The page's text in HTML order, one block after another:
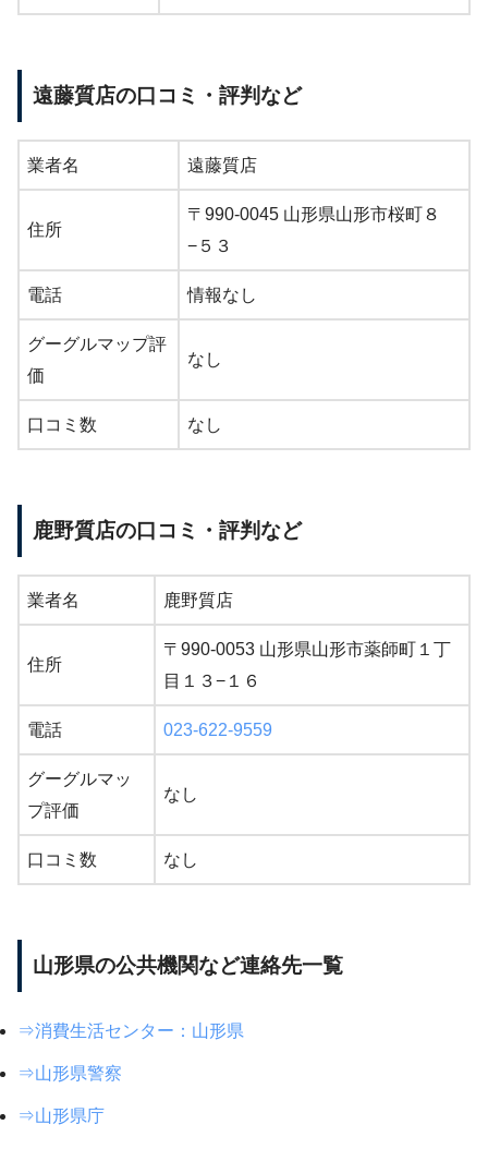
遠藤質店の口コミ・評判など
業者名 遠藤質店
住所
〒990-0045 山形県山形市桜町８
−５３
電話 情報なし
グーグルマップ評
価
なし
口コミ数 なし
鹿野質店の口コミ・評判など
業者名 鹿野質店
住所
〒990-0053 山形県山形市薬師町１丁
目１３−１６
電話 023-622-9559
グーグルマッ
プ評価
なし
口コミ数 なし
山形県の公共機関など連絡先一覧
⇒消費生活センター：山形県
⇒山形県警察
⇒山形県庁